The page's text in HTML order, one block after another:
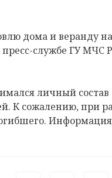
дома и веранду
службе ГУ МЧС
личный
К сожалению, при